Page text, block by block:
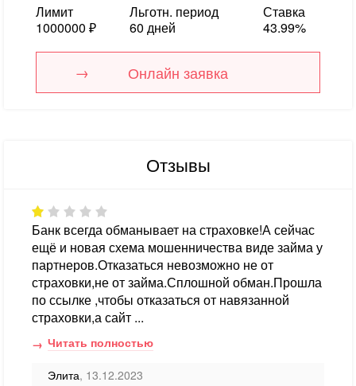
Лимит
1000000 ₽
Льготн. период
60 дней
Ставка
43.99%
Онлайн заявка
Отзывы
Банк всегда обманывает на страховке!А сейчас
ещё и новая схема мошенничества виде займа у
партнеров.Отказаться невозможно не от
страховки,не от займа.Сплошной обман.Прошла
по ссылке ,чтобы отказаться от навязанной
страховки,а сайт ...
Читать полностью
Элита, 13.12.2023